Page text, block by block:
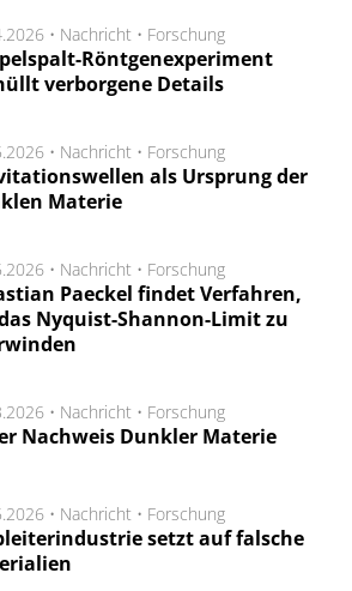
• Nachricht • Forschung
Röntgenexperiment
verborgene Details
• Nachricht • Forschung
als Ursprung der
Materie
• Nachricht • Forschung
Paeckel findet Verfahren,
Nyquist-Shannon-Limit zu
• Nachricht • Forschung
Nachweis Dunkler Materie
• Nachricht • Forschung
setzt auf falsche